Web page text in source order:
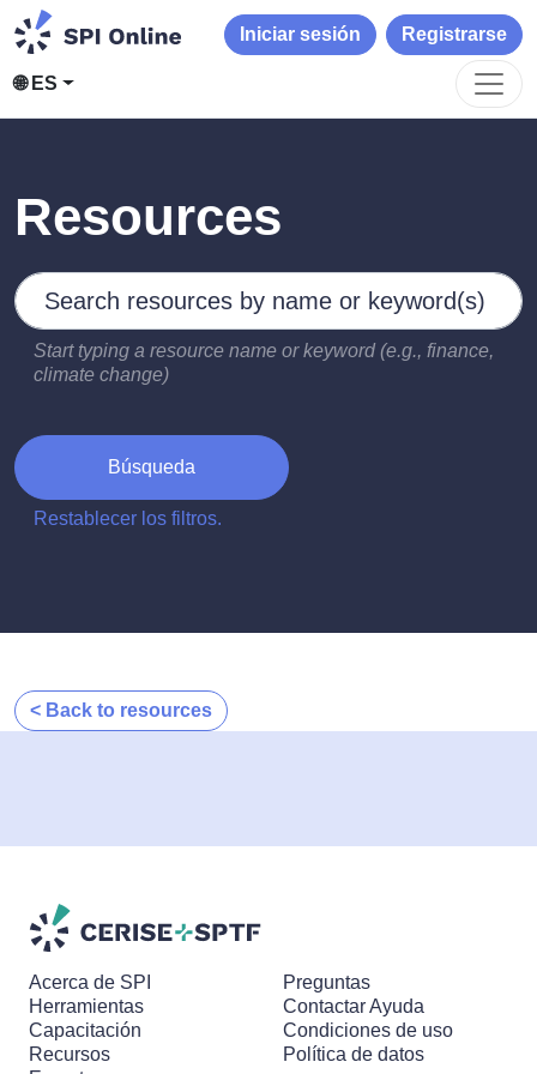
🌐 ES
Iniciar sesión Registrarse
Resources
Search by keywords
Type 2 or more characters for results.
Start typing a resource name or keyword (e.g., finance,
climate change)
Búsqueda
Restablecer los filtros.
< Back to resources
Acerca de SPI
Herramientas
Capacitación
Recursos
Preguntas
Contactar Ayuda
Condiciones de uso
Política de datos